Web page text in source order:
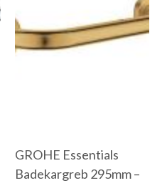
GROHE Essentials
Badekargreb 295mm –